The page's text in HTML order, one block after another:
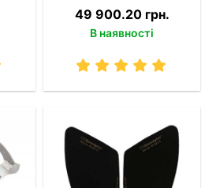
49 900.20 грн.
В наявності